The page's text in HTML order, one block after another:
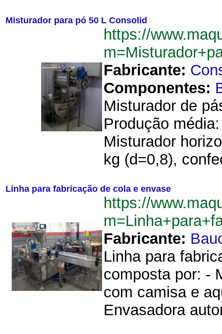
Misturador para pó 50 L Consolid
https://
Fabricante:
Componentes:
Misturador de
Produção
Misturador
kg (d=0,8),
Linha para fabricação de cola e envase
https://
Fabricante:
Linha para
composta por: -
com camisa e
Envasadora